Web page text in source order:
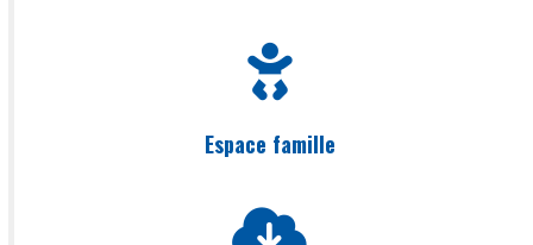
Espace famille